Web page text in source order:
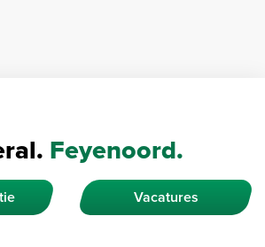
Feyenoord.
Vacatures